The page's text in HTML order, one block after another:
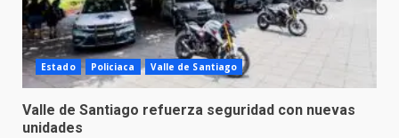
Estado Policiaca Valle de Santiago
Valle de Santiago refuerza seguridad con nuevas
unidades